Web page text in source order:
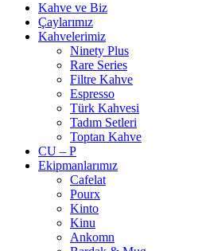
Kahve ve Biz
Çaylarımız
Kahvelerimiz
Ninety Plus
Rare Series
Filtre Kahve
Espresso
Türk Kahvesi
Tadım Setleri
Toptan Kahve
CU – P
Ekipmanlarımız
Cafelat
Pourx
Kinto
Kinu
Ankomn